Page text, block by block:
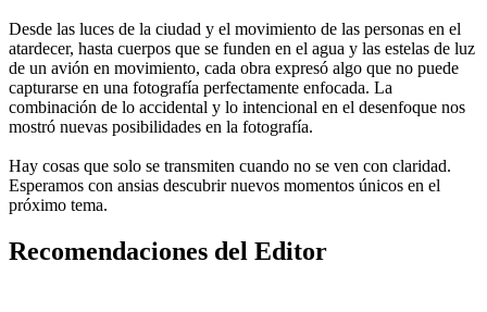
Desde las luces de la ciudad y el movimiento de las personas en el
atardecer, hasta cuerpos que se funden en el agua y las estelas de luz
de un avión en movimiento, cada obra expresó algo que no puede
capturarse en una fotografía perfectamente enfocada. La
combinación de lo accidental y lo intencional en el desenfoque nos
mostró nuevas posibilidades en la fotografía.
Hay cosas que solo se transmiten cuando no se ven con claridad.
Esperamos con ansias descubrir nuevos momentos únicos en el
próximo tema.
Recomendaciones del Editor